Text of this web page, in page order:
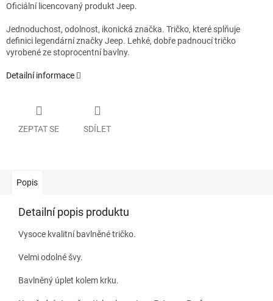
Oficiální licencovaný produkt Jeep.
Jednoduchost, odolnost, ikonická značka. Tričko, které splňuje
definici legendární značky Jeep. Lehké, dobře padnoucí tričko
vyrobené ze stoprocentní bavlny.
Detailní informace
ZEPTAT SE SDÍLET
Popis
Detailní popis produktu
Vysoce kvalitní bavlněné tričko.
Velmi odolné švy.
Bavlněný úplet kolem krku.